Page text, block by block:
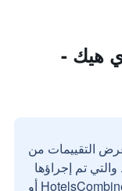
هيك -
التقييمات من
تم إجراؤها
بواسطة مستخدمين حقيقيين مع HotelsCombined أو